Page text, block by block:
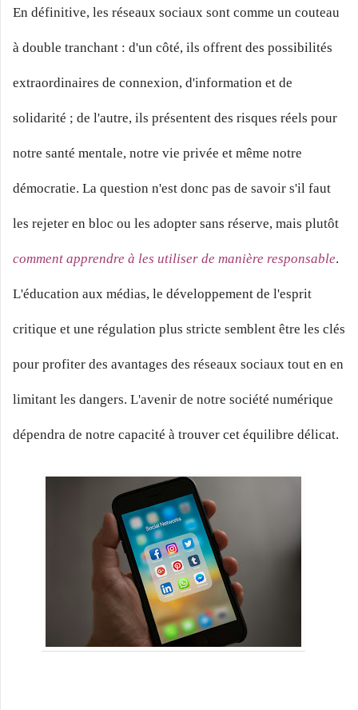
En définitive, les réseaux sociaux sont comme un couteau
à double tranchant : d'un côté, ils offrent des possibilités
extraordinaires de connexion, d'information et de
solidarité ; de l'autre, ils présentent des risques réels pour
notre santé mentale, notre vie privée et même notre
démocratie. La question n'est donc pas de savoir s'il faut
les rejeter en bloc ou les adopter sans réserve, mais plutôt
comment apprendre à les utiliser de manière responsable.
L'éducation aux médias, le développement de l'esprit
critique et une régulation plus stricte semblent être les clés
pour profiter des avantages des réseaux sociaux tout en en
limitant les dangers. L'avenir de notre société numérique
dépendra de notre capacité à trouver cet équilibre délicat.